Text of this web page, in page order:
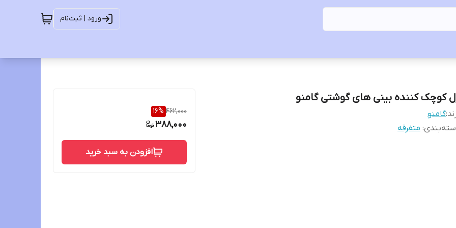
ورود | ثبت‌نام
کوچک کننده بینی های گوشتی گامنو
گامنو
: متفرقه
462,000
16%
388,000
افزودن به سبد خرید